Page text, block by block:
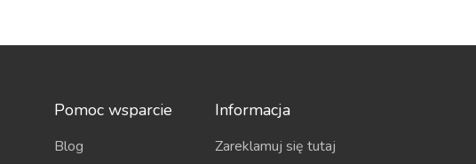
Pomoc wsparcie
Blog
Informacja
Zareklamuj się tutaj